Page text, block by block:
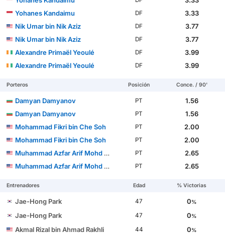
Yohanes Kandaimu
DF
3.33
Nik Umar bin Nik Aziz
DF
3.77
Nik Umar bin Nik Aziz
DF
3.77
Alexandre Primaël Yeoulé
DF
3.99
Alexandre Primaël Yeoulé
DF 3.99
Porteros Posición Conce. / 90'
Damyan Damyanov PT
1.56
Damyan Damyanov
PT
1.56
Mohammad Fikri bin Che Soh
PT
2.00
Mohammad Fikri bin Che Soh
PT
2.00
Muhammad Azfar Arif Mohd Sukri
PT
2.65
Muhammad Azfar Arif Mohd Sukri
PT 2.65
Entrenadores Edad % Victorias
Jae-Hong Park 47 0%
Jae-Hong Park 47 0%
Akmal Rizal bin Ahmad Rakhli 44 0%